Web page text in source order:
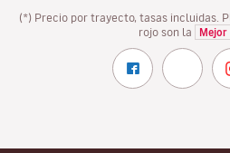
(*) Precio por trayecto, tasas incluidas.
rojo son la